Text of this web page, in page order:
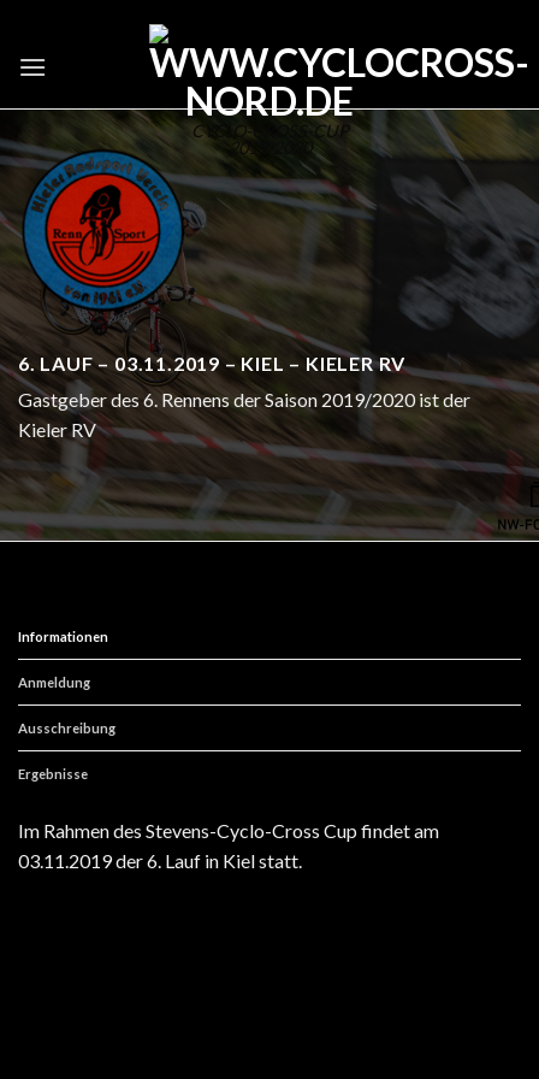
content
CYCLO-CROSS-CUP
2019/2020
6. LAUF – 03.11.2019 – KIEL – KIELER RV
Gastgeber des 6. Rennens der Saison 2019/2020 ist der
Kieler RV
Informationen
Anmeldung
Ausschreibung
Ergebnisse
Im Rahmen des Stevens-Cyclo-Cross Cup findet am
03.11.2019 der 6. Lauf in Kiel statt.